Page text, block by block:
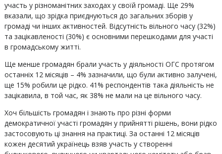
участь у різноманітних заходах у своїй громаді. Ще 29%
вказали, що зрідка приєднуються до загальних зборів у
громаді чи інших активностей. Відсутність вільного часу (32%)
та зацікавленості (30%) є основними перешкодами для участі
в громадському житті.
Ще менше громадян брали участь у діяльності ОГС протягом
останніх 12 місяців – 4% зазначили, що були активно залучені,
ще 15% робили це рідко. 41% респондентів така діяльність не
зацікавила, в той час, як 38% не мали на це вільного часу.
Хоч більшість громадян і знають про різні форми
демократичної участі громадян у прийнятті рішень, вони рідко
застосовують ці знання на практиці. За останні 12 місяців
кожен десятий українець взяв участь у створенні